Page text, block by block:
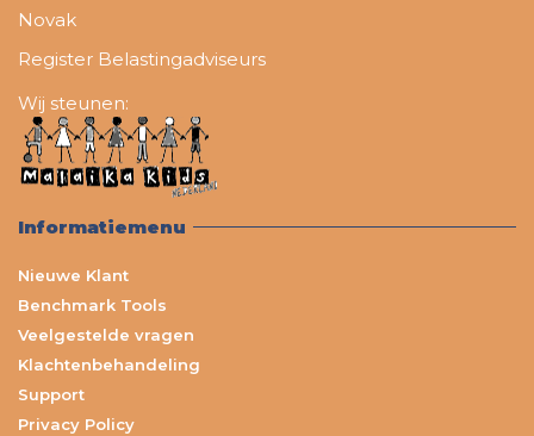
Novak
Register Belastingadviseurs
Wij steunen:
Informatiemenu
Nieuwe Klant
Benchmark Tools
Veelgestelde vragen
Klachtenbehandeling
Support
Privacy Policy